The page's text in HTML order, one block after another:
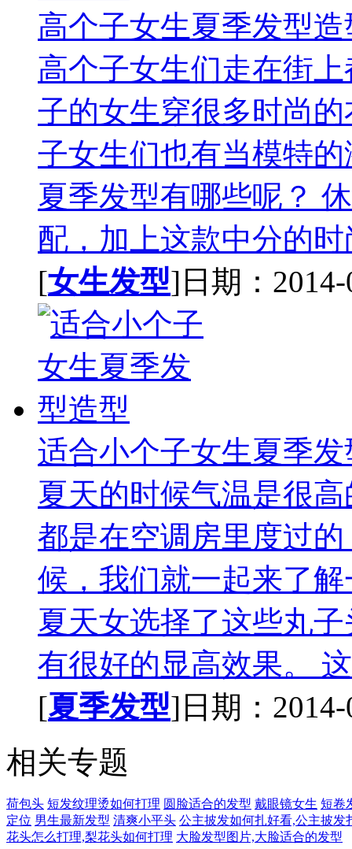
高个子女生夏季发型造
高个子女生们走在街
子的女生穿很多时尚
子女生们也有当模特
夏季发型有哪些呢？
配，加上这款中分的
[女生发型]日期：2014-
适合小个子女生夏季
夏天的时候气温是很
都是在空调房里度过
候，我们就一起来了
夏天女选择了这些丸
有很好的显高效果。
[夏季发型]日期：2014-
相关专题
荷包头 短发纹理烫如何打理 圆脸适合的发型 戴眼镜女生 短卷
定位 男生最新发型 清爽小平头 公主披发如何扎好看,公主披发
花头怎么打理,梨花头如何打理 大脸发型图片,大脸适合的发型